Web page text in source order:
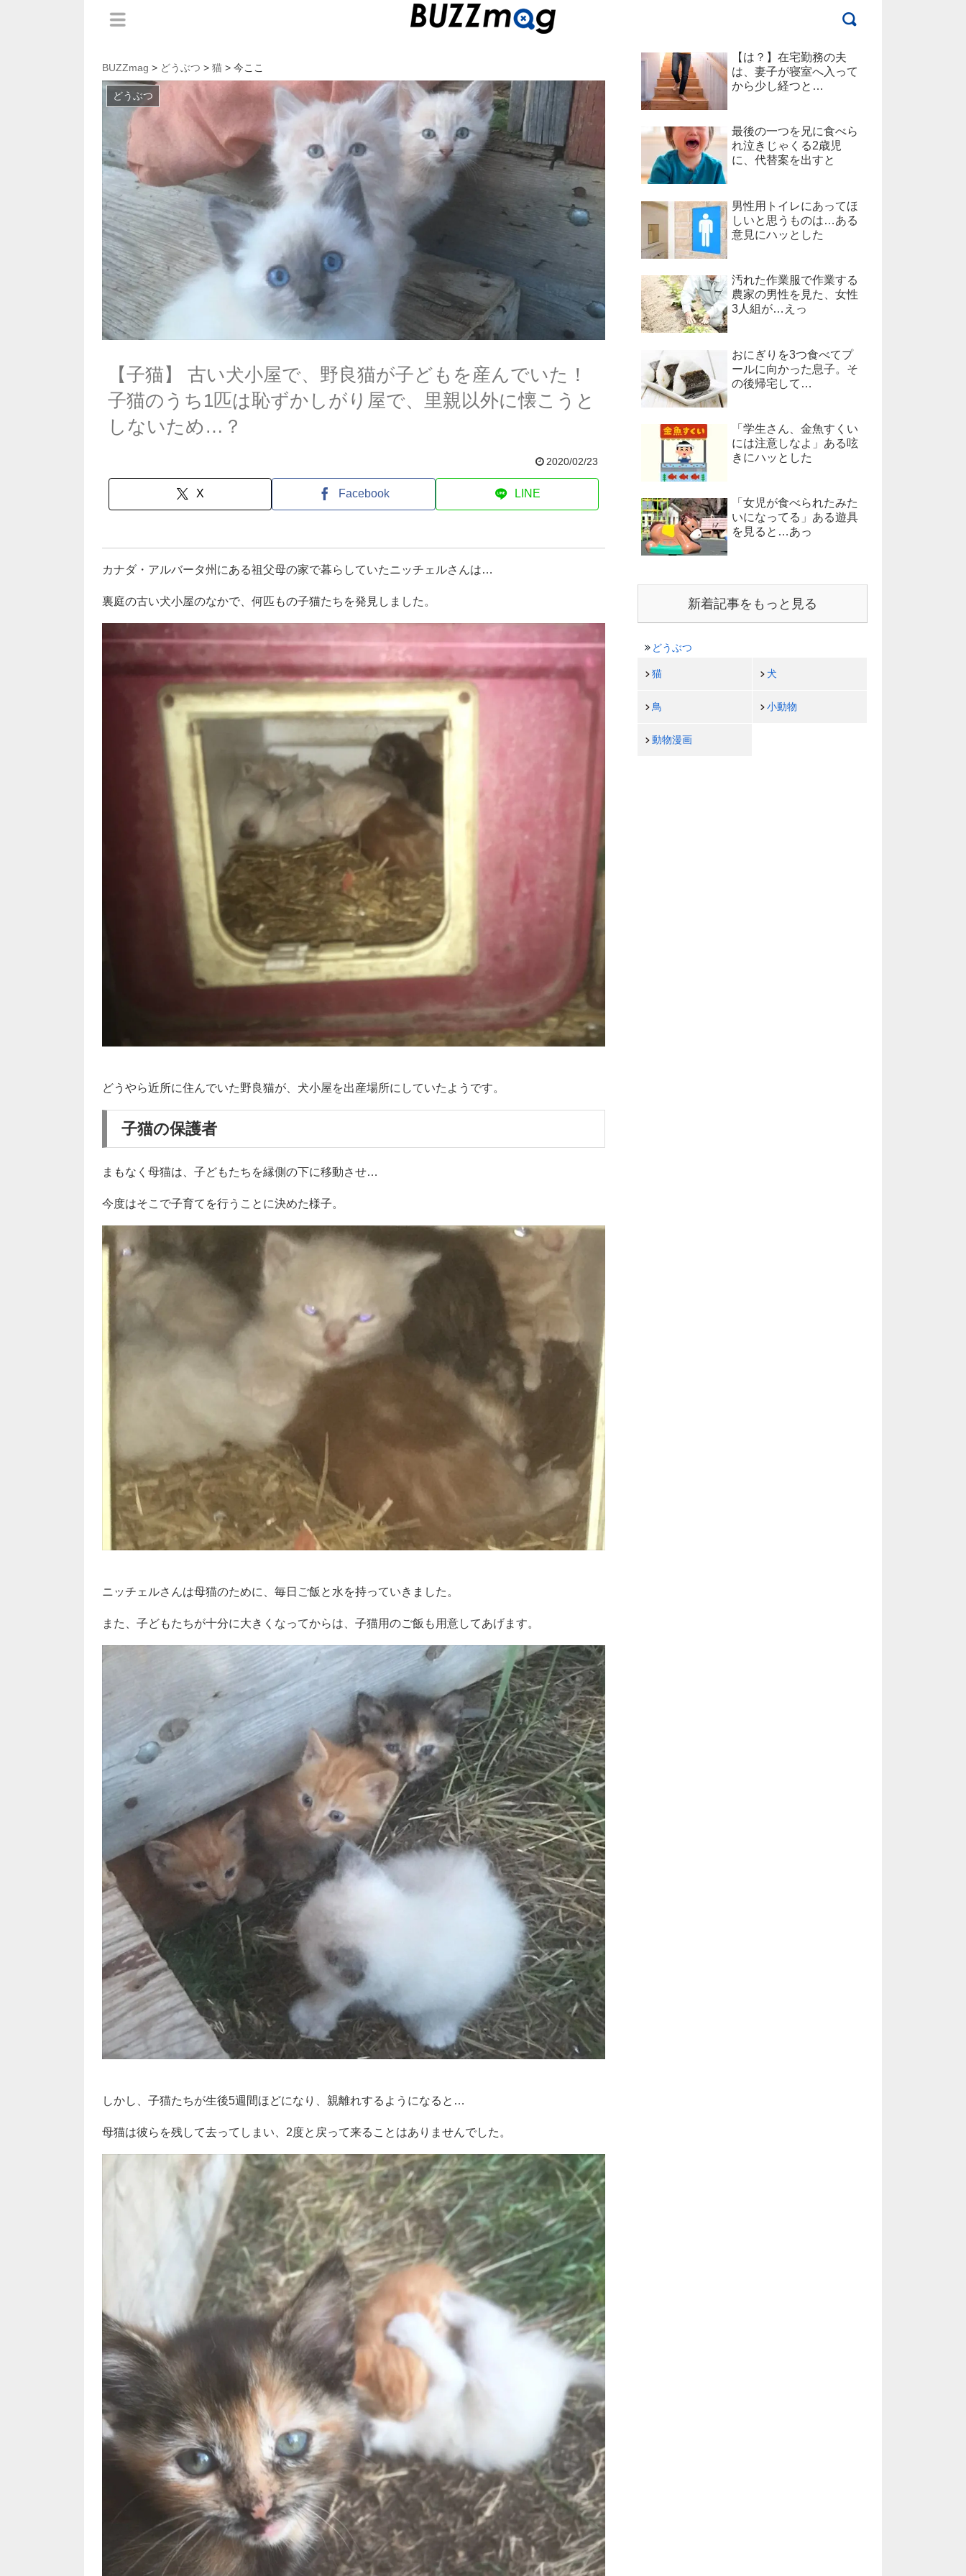
BUZZmag > どうぶつ > 猫 > 今ここ
どうぶつ
【子猫】 古い犬小屋で、野良猫が子どもを産んでいた！
子猫のうち1匹は恥ずかしがり屋で、里親以外に懐こうと
しないため…？
2020/02/23
X Facebook LINE
カナダ・アルバータ州にある祖父母の家で暮らしていたニッチェルさんは…
裏庭の古い犬小屋のなかで、何匹もの子猫たちを発見しました。
どうやら近所に住んでいた野良猫が、犬小屋を出産場所にしていたようです。
子猫の保護者
まもなく母猫は、子どもたちを縁側の下に移動させ…
今度はそこで子育てを行うことに決めた様子。
ニッチェルさんは母猫のために、毎日ご飯と水を持っていきました。
また、子どもたちが十分に大きくなってからは、子猫用のご飯も用意してあげます。
しかし、子猫たちが生後5週間ほどになり、親離れするようになると…
母猫は彼らを残して去ってしまい、2度と戻って来ることはありませんでした。
【は？】在宅勤務の夫
は、妻子が寝室へ入って
から少し経つと…
最後の一つを兄に食べら
れ泣きじゃくる2歳児
に、代替案を出すと
男性用トイレにあってほ
しいと思うものは…ある
意見にハッとした
汚れた作業服で作業する
農家の男性を見た、女性
3人組が…えっ
おにぎりを3つ食べてプ
ールに向かった息子。そ
の後帰宅して…
「学生さん、金魚すくい
には注意しなよ」ある呟
きにハッとした
「女児が食べられたみた
いになってる」ある遊具
を見ると…あっ
新着記事をもっと見る
どうぶつ
猫 犬
鳥 小動物
動物漫画